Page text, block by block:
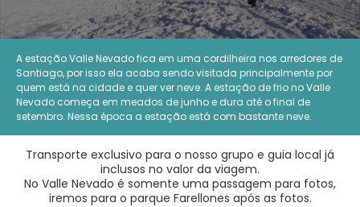
A estação Valle Nevado fica em uma cordilheira nos arredores de
Santiago, por isso ela acaba sendo visitada principalmente por
quem está na cidade e quer ver neve. A estação de frio no Valle
Nevado começa em meados de junho e dura até o final de
setembro. Nessa época a estação está com bastante neve.
Transporte exclusivo para o nosso grupo e guia local já
inclusos no valor da viagem.
No Valle Nevado é somente uma passagem para fotos,
iremos para o parque Farellones após as fotos.